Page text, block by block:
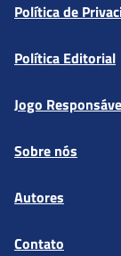
Política de
Política Editorial
Jogo
Sobre nós
Autores
Contato